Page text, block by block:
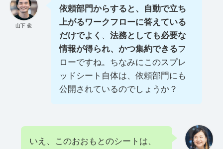
山下 俊
依頼部門からすると、自動で立ち
上がるワークフローに答えている
だけでよく 、 法務としても必要な
情報が得られ、かつ集約できるフ
ローですね。ちなみにこのスプレ
ッドシート自体は、依頼部門にも
公開されているのでしょうか？
いえ、このおおもとのシートは、